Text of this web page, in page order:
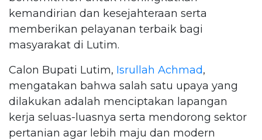
kemandirian dan kesejahteraan serta
memberikan pelayanan terbaik bagi
masyarakat di Lutim.
Calon Bupati Lutim, Isrullah Achmad,
mengatakan bahwa salah satu upaya yang
dilakukan adalah menciptakan lapangan
kerja seluas-luasnya serta mendorong sektor
pertanian agar lebih maju dan modern